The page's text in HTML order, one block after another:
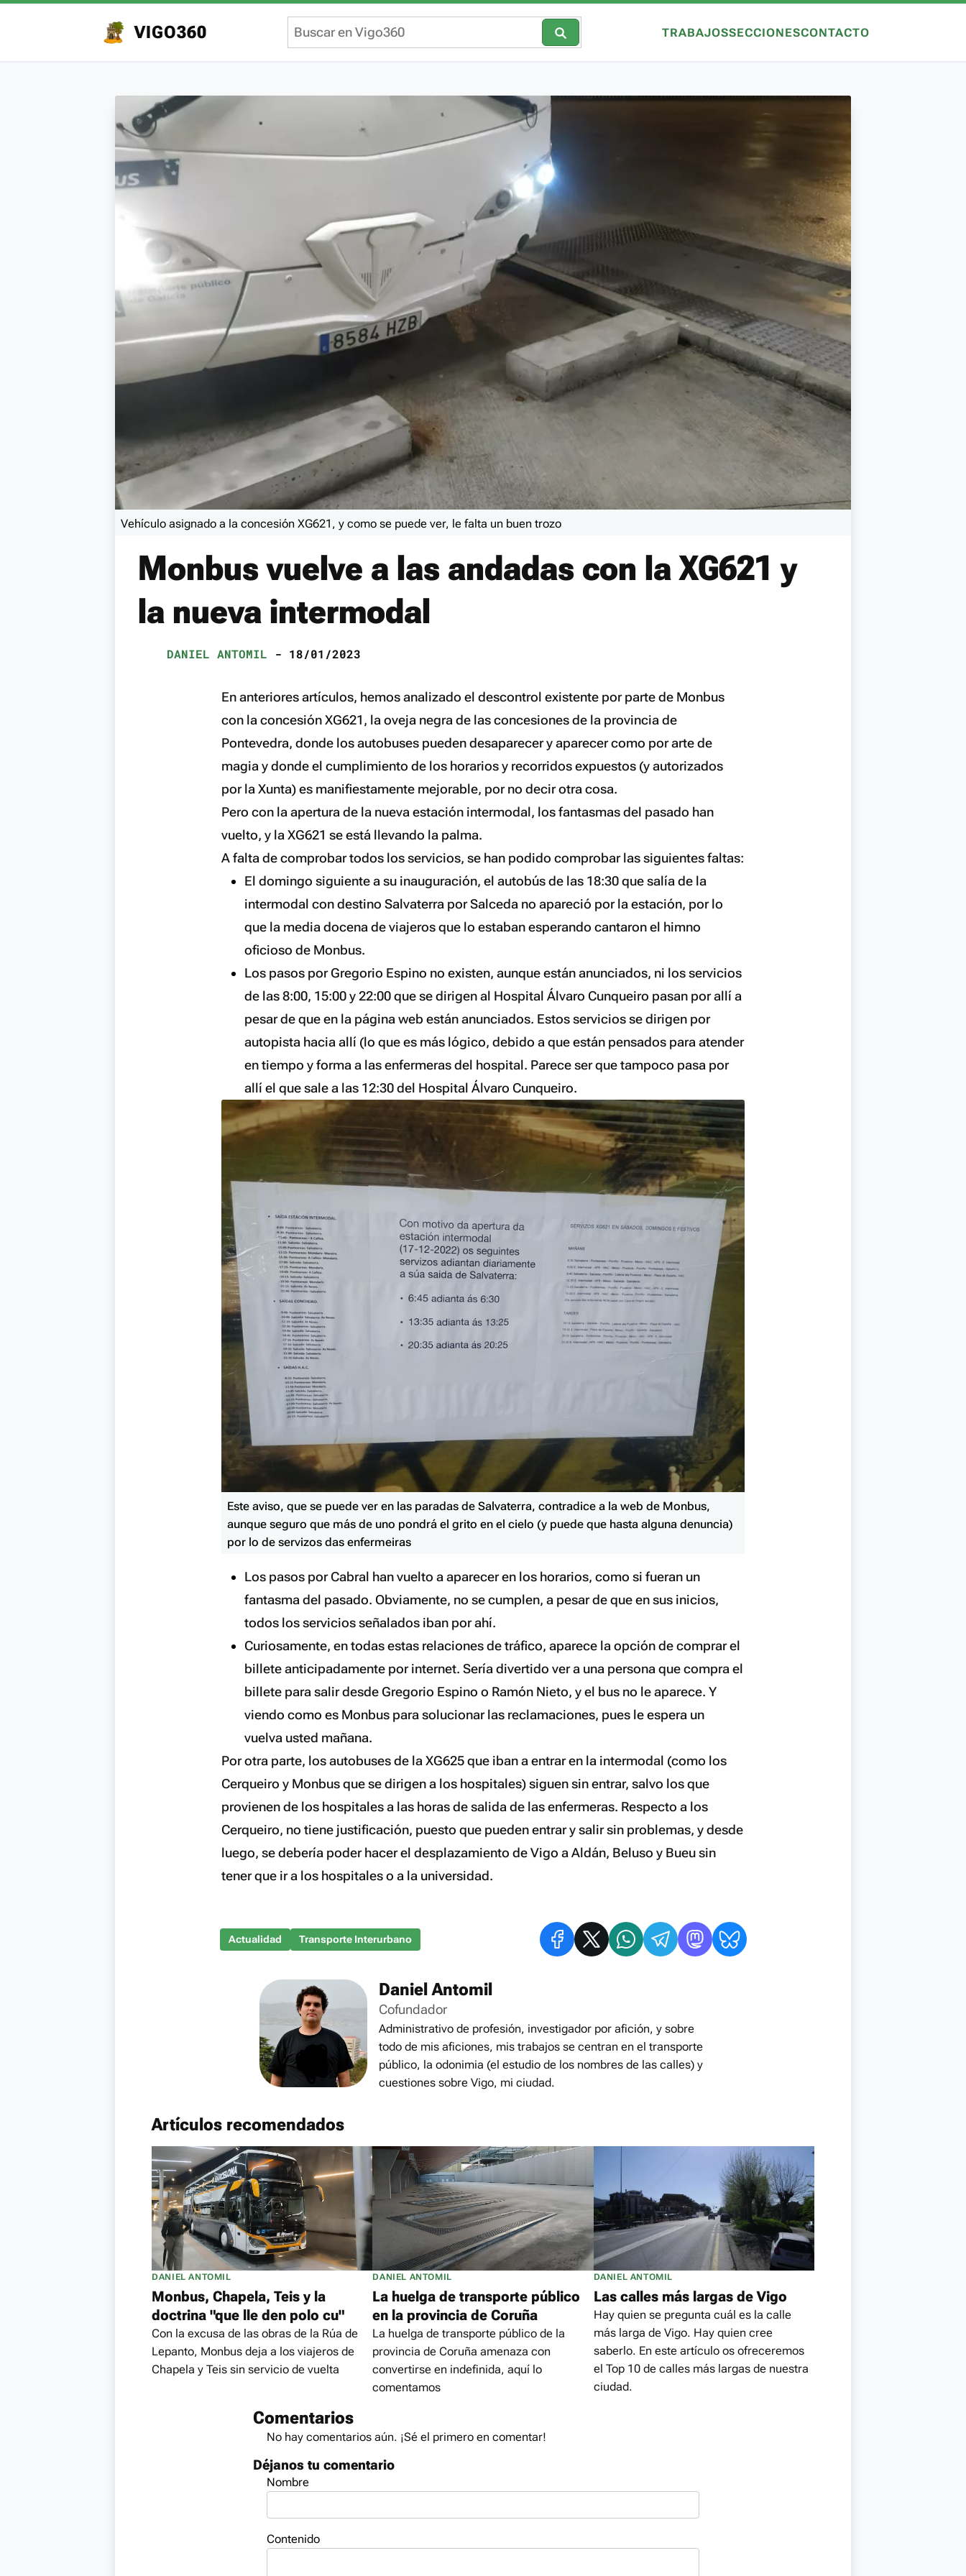
VIGO360 TRABAJOSSECCIONESCONTACTO
Vehículo asignado a la concesión XG621, y como se puede ver, le falta un buen trozo
Monbus vuelve a las andadas con la XG621 y
la nueva intermodal
DANIEL ANTOMIL - 18/01/2023
En anteriores artículos, hemos analizado el descontrol existente por parte de Monbus
con la concesión XG621, la oveja negra de las concesiones de la provincia de
Pontevedra, donde los autobuses pueden desaparecer y aparecer como por arte de
magia y donde el cumplimiento de los horarios y recorridos expuestos (y autorizados
por la Xunta) es manifiestamente mejorable, por no decir otra cosa.
Pero con la apertura de la nueva estación intermodal, los fantasmas del pasado han
vuelto, y la XG621 se está llevando la palma.
A falta de comprobar todos los servicios, se han podido comprobar las siguientes faltas:
El domingo siguiente a su inauguración, el autobús de las 18:30 que salía de la
intermodal con destino Salvaterra por Salceda no apareció por la estación, por lo
que la media docena de viajeros que lo estaban esperando cantaron el himno
oficioso de Monbus.
Los pasos por Gregorio Espino no existen, aunque están anunciados, ni los servicios
de las 8:00, 15:00 y 22:00 que se dirigen al Hospital Álvaro Cunqueiro pasan por allí a
pesar de que en la página web están anunciados. Estos servicios se dirigen por
autopista hacia allí (lo que es más lógico, debido a que están pensados para atender
en tiempo y forma a lasenfermerasdel hospital. Parece ser que tampoco pasa por
allí el que sale a las 12:30 del Hospital Álvaro Cunqueiro.
Este aviso, que se puede ver en las paradas de Salvaterra, contradice a la web de Monbus,
aunque seguro que más de uno pondrá el grito en el cielo (y puede que hasta alguna denuncia)
por lo de servizos das enfermeiras
Los pasos por Cabral han vuelto a aparecer en los horarios, como si fueran un
fantasma del pasado. Obviamente, no se cumplen, a pesar de que en sus inicios,
todos los servicios señalados iban por ahí.
Curiosamente, en todas estas relaciones de tráfico, aparece la opción de comprar el
billete anticipadamente por internet. Sería divertido ver a una persona que compra el
billete para salir desde Gregorio Espino o Ramón Nieto, y el bus no le aparece. Y
viendo como es Monbus para solucionar las reclamaciones, pues le espera un
vuelva usted mañana.
Por otra parte, los autobuses de la XG625 que iban a entrar en la intermodal (como los
Cerqueiro y Monbus que se dirigen a los hospitales) siguen sin entrar, salvo los que
provienen de los hospitales a las horas de salida de lasenfermeras. Respecto a los
Cerqueiro, no tiene justificación, puesto que pueden entrar y salir sin problemas, y desde
luego, se debería poder hacer el desplazamiento de Vigo a Aldán, Beluso y Bueu sin
tener que ir a los hospitales o a la universidad.
Actualidad Transporte Interurbano
Daniel Antomil
Cofundador
Administrativo de profesión, investigador por afición, y sobre
todo de mis aficiones, mis trabajos se centran en el transporte
público, la odonimia (el estudio de los nombres de las calles) y
cuestiones sobre Vigo, mi ciudad.
Artículos recomendados
DANIEL ANTOMIL
Monbus, Chapela, Teis y la
doctrina "que lle den polo cu"
Con la excusa de las obras de la Rúa de
Lepanto, Monbus deja a los viajeros de
Chapela y Teis sin servicio de vuelta
DANIEL ANTOMIL
La huelga de transporte público
en la provincia de Coruña
La huelga de transporte público de la
provincia de Coruña amenaza con
convertirse en indefinida, aquí lo
comentamos
DANIEL ANTOMIL
Las calles más largas de Vigo
Hay quien se pregunta cuál es la calle
más larga de Vigo. Hay quien cree
saberlo. En este artículo os ofreceremos
el Top 10 de calles más largas de nuestra
ciudad.
Comentarios
No hay comentarios aún. ¡Sé el primero en comentar!
Déjanos tu comentario
Nombre
Contenido